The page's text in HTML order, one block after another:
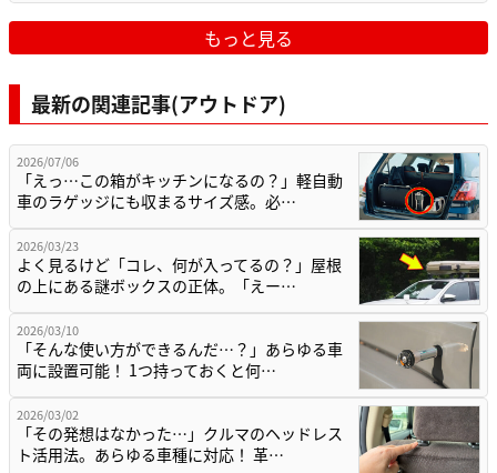
もっと見る
最新の関連記事(アウトドア)
2026/07/06
「えっ…この箱がキッチンになるの？」軽自動
車のラゲッジにも収まるサイズ感。必…
2026/03/23
よく見るけど「コレ、何が入ってるの？」屋根
の上にある謎ボックスの正体。「えー…
2026/03/10
「そんな使い方ができるんだ…？」あらゆる車
両に設置可能！ 1つ持っておくと何…
2026/03/02
「その発想はなかった…」クルマのヘッドレス
ト活用法。あらゆる車種に対応！ 革…